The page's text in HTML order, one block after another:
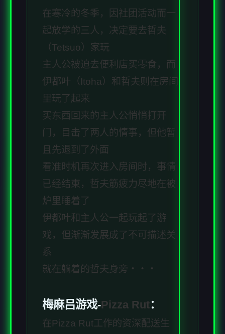
在寒冷的冬季，因社团活动而一
起放学的三人，决定要去哲夫
（Tetsuo）家玩
主人公被迫去便利店买零食，而
伊都叶（Itoha）和哲夫则在房间
里玩了起来
买东西回来的主人公悄悄打开
门，目击了两人的情事，但他暂
且先退到了外面
看准时机再次进入房间时，事情
已经结束，哲夫筋疲力尽地在被
炉里睡着了
伊都叶和主人公一起玩起了游
戏，但渐渐发展成了不可描述关
系
就在躺着的哲夫身旁・・・
梅麻吕游戏-Pizza Rut：
在Pizza Rut工作的资深配送生